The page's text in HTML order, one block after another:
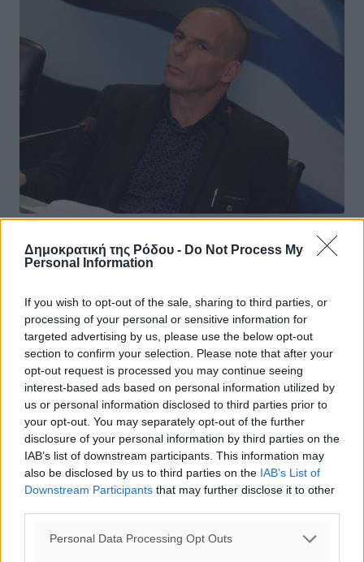
Δημοκρατική της Ρόδου - Do Not Process My
Personal Information
If you wish to opt-out of the sale, sharing to third parties, or
processing of your personal or sensitive information for
targeted advertising by us, please use the below opt-out
section to confirm your selection. Please note that after your
opt-out request is processed you may continue seeing
interest-based ads based on personal information utilized by
us or personal information disclosed to third parties prior to
your opt-out. You may separately opt-out of the further
disclosure of your personal information by third parties on the
IAB’s list of downstream participants. This information may
also be disclosed by us to third parties on the IAB’s List of
Downstream Participants that may further disclose it to other
Personal Data Processing Opt Outs
Bild: Αποδυναμώνεται ο
Βαρουφάκης;-ΥΠΟΙΚ: Τερατώδες το
Σενάρια υποβάθμισης του υπουργού Οικονομικών και
ενίσχυσης του αντιπροέδρου Γιάννη Δραγασάκη στις
διαπραγματεύσεις με τους εταίρους προβάλει η
γερμανική εφημερίδα Bild, με ...
14.03.15, 20:13